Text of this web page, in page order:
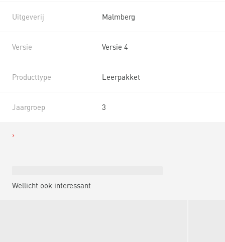
Uitgeverij Malmberg
Versie Versie 4
Producttype Leerpakket
Jaargroep 3
Wellicht ook interessant